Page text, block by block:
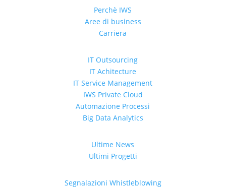
Perchè IWS
Aree di business
Carriera
IT Outsourcing
IT Achitecture
IT Service Management
IWS Private Cloud
Automazione Processi
Big Data Analytics
Ultime News
Ultimi Progetti
Segnalazioni Whistleblowing